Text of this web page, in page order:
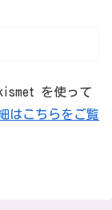
を使って
はこちらをご覧